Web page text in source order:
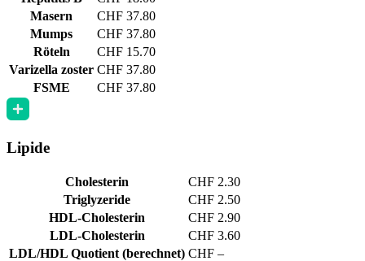
Masern
CHF 37.80
Mumps
CHF 37.80
Röteln
CHF 15.70
Varizella zoster CHF 37.80
FSME
CHF 37.80
Lipide
Cholesterin
CHF 2.30
Triglyzeride
CHF 2.50
HDL-Cholesterin
CHF 2.90
LDL-Cholesterin
CHF 3.60
LDL/HDL Quotient (berechnet) CHF –